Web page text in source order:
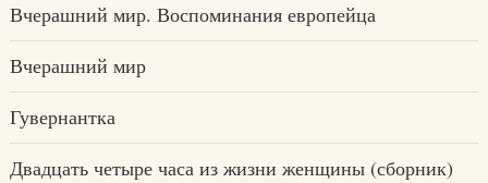
Вчерашний мир. Воспоминания европейца
Вчерашний мир
Гувернантка
Двадцать четыре часа из жизни женщины (сборник)